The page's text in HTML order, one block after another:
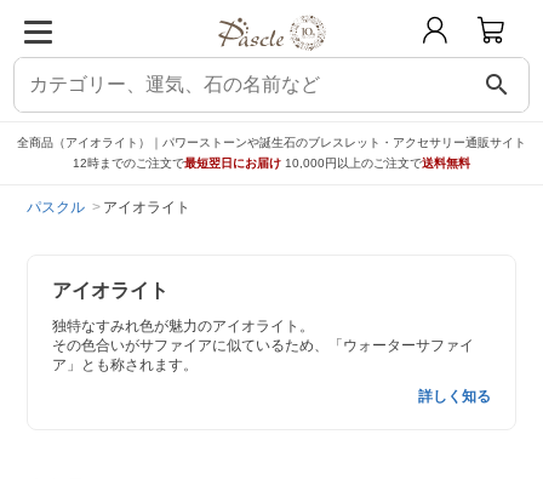
search
全商品（アイオライト）｜パワーストーンや誕生石のブレスレット・アクセサリー通販サイト
12時までのご注文で最短翌日にお届け 10,000円以上のご注文で送料無料
パスクル アイオライト
アイオライト
独特なすみれ色が魅力のアイオライト。
その色合いがサファイアに似ているため、「ウォーターサファイ
ア」とも称されます。
詳しく知る